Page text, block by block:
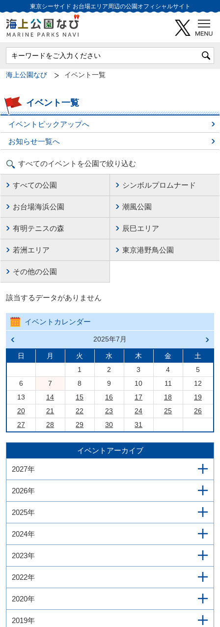
東京シーサイド お台場エリア周辺の公園オフィシャルサイト
海上公園なび イベント一覧
イベント一覧
イベントピックアップへ
お知らせ一覧へ
すべてのイベントを公園で絞り込む
すべての公園 シンボルプロムナード
お台場海浜公園 潮風公園
有明テニスの森 辰巳エリア
若洲エリア 東京港野鳥公園
その他の公園
該当するデータがありません
イベントカレンダー
前の
戻る
2025年7月
次の
進む
日 月 火 水 木 金
土
1
2 3 4
5
6
7 8 9 10 11
12
13
14 15 16 17 18
19
20
21 22 23 24 25
26
27
28 29 30 31
イベントアーカイブ
2027年
2026年
2025年
2024年
2023年
2022年
2020年
2019年